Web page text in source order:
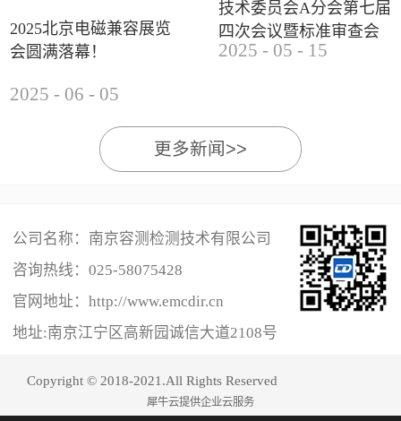
2025北京电磁兼容展览
会圆满落幕！
2025 - 06 - 05
技术委员会A分会第七届
四次会议暨标准审查会
成功举办
2025 - 05 - 15
更多新闻>>
公司名称：南京容测检测技术有限公司
咨询热线： 025-58075428
官网地址：http://www.emcdir.cn
地址:南京江宁区高新园诚信大道2108号
Copyright © 2018-2021.All Rights Reserved
犀牛云提供企业云服务